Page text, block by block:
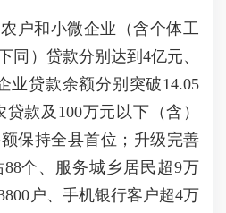
和小微企业（含个体工
同）贷款分别达到4亿元、
业贷款余额分别突破14.05
款及100万元以下（含）
保持全县首位；升级完善
个、服务城乡居民超9万
户、手机银行客户超4万